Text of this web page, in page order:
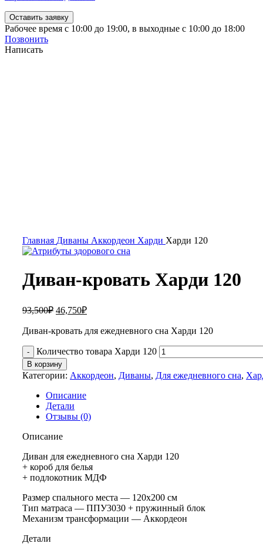
Рабочее время с 10:00 до 19:00, в выходные с 10:00 до 18:00
Позвонить
Написать
Главная Диваны Аккордеон Харди Харди 120
Диван-кровать Харди 120
93,500₽ 46,750₽
Диван-кровать для ежедневного сна Харди 120
Количество товара Харди 120
В корзину
Категории: Аккордеон, Диваны, Для ежедневного сна,
Описание
Детали
Отзывы (0)
Описание
Диван для ежедневного сна Харди 120
+ короб для белья
+ подлокотник МДФ
Размер спального места — 120х200 см
Тип матраса — ППУ3030 + пружинный блок
Механизм трансформации — Аккордеон
Детали